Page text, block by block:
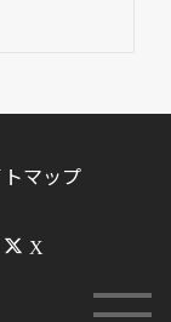
マップ
X